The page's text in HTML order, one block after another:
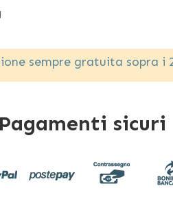
sempre gratuita sopra i
Pagamenti sicuri